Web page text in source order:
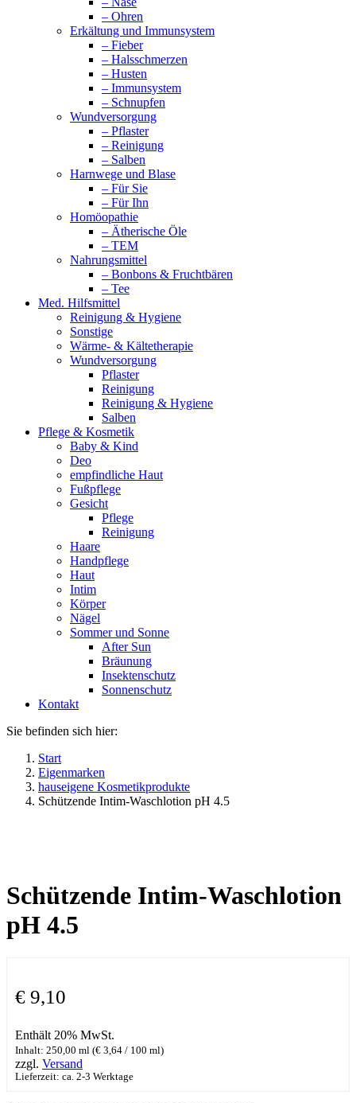
– Ohren
Erkältung und Immunsystem
– Fieber
– Halsschmerzen
– Husten
– Immunsystem
– Schnupfen
Wundversorgung
– Pflaster
– Reinigung
– Salben
Harnwege und Blase
– Für Sie
– Für Ihn
Homöopathie
– Ätherische Öle
– TEM
Nahrungsmittel
– Bonbons & Fruchtbären
– Tee
Med. Hilfsmittel
Reinigung & Hygiene
Sonstige
Wärme- & Kältetherapie
Wundversorgung
Pflaster
Reinigung
Reinigung & Hygiene
Salben
Pflege & Kosmetik
Baby & Kind
Deo
empfindliche Haut
Fußpflege
Gesicht
Pflege
Reinigung
Haare
Handpflege
Haut
Intim
Körper
Nägel
Sommer und Sonne
After Sun
Bräunung
Insektenschutz
Sonnenschutz
Kontakt
Sie befinden sich hier:
Start
Eigenmarken
hauseigene Kosmetikprodukte
Schützende Intim-Waschlotion pH 4.5
Schützende Intim-Waschlotion
pH 4.5
€ 9,10
Enthält 20% MwSt.
Inhalt: 250,00 ml (€ 3,64 / 100 ml)
zzgl. Versand
Lieferzeit: ca. 2-3 Werktage